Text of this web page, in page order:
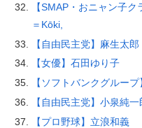
【SMAP・おニャン子
＝Kōki,
【自由民主党】麻生太郎
【女優】石田ゆり子
【ソフトバンクグルー
【自由民主党】小泉純一
【プロ野球】立浪和義